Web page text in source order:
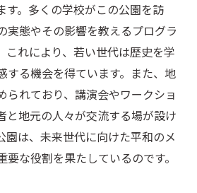
が交わる場としての意義
た平和への願いを共有する
問者が語る平和の価値
通じた平和の実現
育むグローバル市民意識
する学びの場
ラムとその影響
す。多くの学校がこの公園を訪
実態やその影響を教えるプログラ
これにより、若い世代は歴史を学
する機会を得ています。また、地
られており、講演会やワークショ
と地元の人々が交流する場が設け
園は、未来世代に向けた平和のメ
要な役割を果たしているのです。